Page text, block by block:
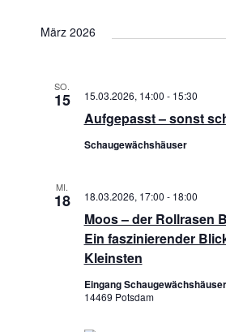
März 2026
SO.
15
Aufgepasst – sonst
15.03.2026, 14:00 - 15:30
Schaugewächshäuser
MI.
18
Moos – der Rollrasen
Ein faszinierender
Kleinsten
18.03.2026, 17:00 - 18:00
Eingang Schaugewächshäuser
14469 Potsdam